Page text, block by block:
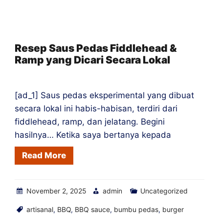
Sauce
Shops
Resep Saus Pedas Fiddlehead &
Ramp yang Dicari Secara Lokal
[ad_1] Saus pedas eksperimental yang dibuat
secara lokal ini habis-habisan, terdiri dari
fiddlehead, ramp, dan jelatang. Begini
hasilnya… Ketika saya bertanya kepada
Read More
November 2, 2025 admin Uncategorized
artisanal, BBQ, BBQ sauce, bumbu pedas, burger